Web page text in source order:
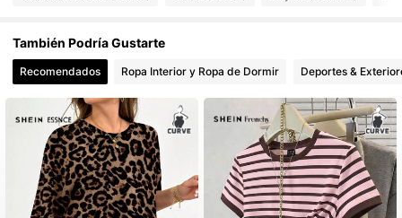
800K Seguidores
4.81 800K Seguidores
También Podría Gustarte
Recomendados Ropa Interior y Ropa de Dormir Deportes &